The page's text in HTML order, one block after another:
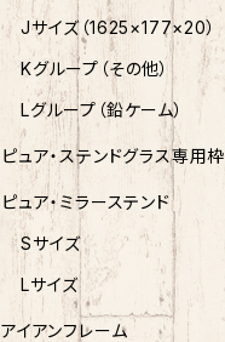
Jサイズ（1625×177×20）
Kグループ（その他）
Lグループ（鉛ケーム）
ピュア・ステンドグラス専用枠
ピュア・ミラーステンド
Sサイズ
Lサイズ
アイアンフレーム